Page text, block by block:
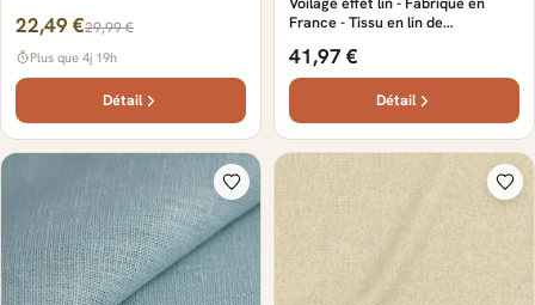
22,49 €29,99 €
Plus que 4j 19h
Détail
France - Tissu en lin de
utilisation intensive - Ambiance
unique - Rideaux 100% sur-
41,97 €
Détail